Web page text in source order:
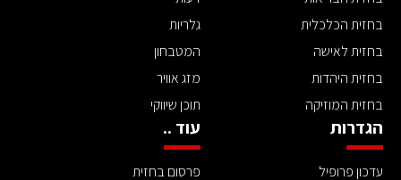
בחזית הכלכלית
בחזית לאישה
בחזית היהדות
בחזית המוזיקה
גלריות
המטבחון
מזג אוויר
תוכן שיווקי
הגדרות
עדכון פרופיל
עוד ..
פרסום בחזית